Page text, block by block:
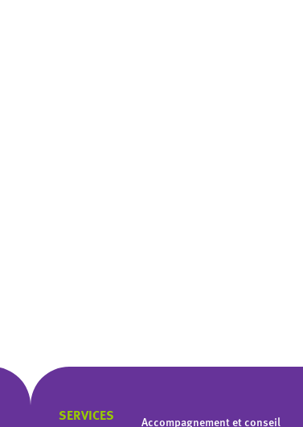
SERVICES Accompagnement et conseil